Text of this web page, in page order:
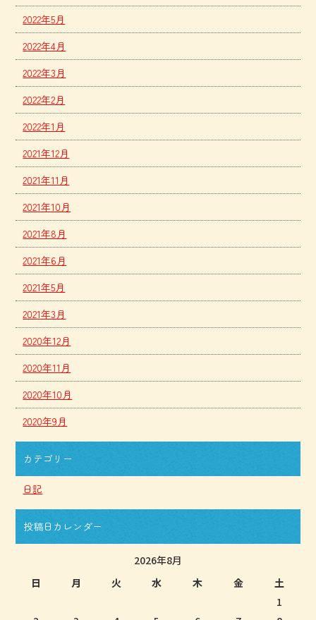
2022年5月
2022年4月
2022年3月
2022年2月
2022年1月
2021年12月
2021年11月
2021年10月
2021年8月
2021年6月
2021年5月
2021年3月
2020年12月
2020年11月
2020年10月
2020年9月
カテゴリー
日記
投稿日カレンダー
2026年8月
日
月 火 水 木 金
土
1